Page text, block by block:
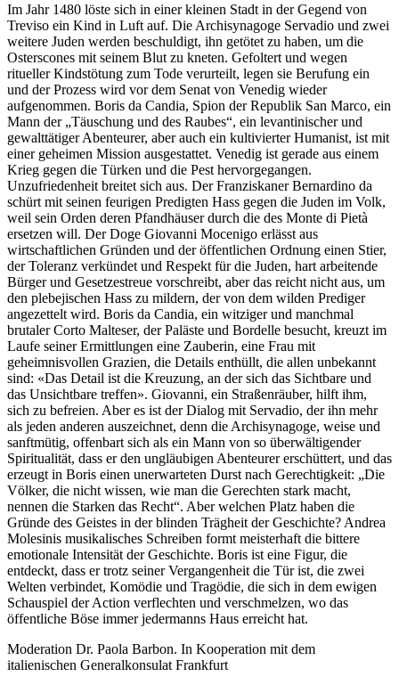
Im Jahr 1480 löste sich in einer kleinen Stadt in der Gegend von
Treviso ein Kind in Luft auf. Die Archisynagoge Servadio und zwei
weitere Juden werden beschuldigt, ihn getötet zu haben, um die
Osterscones mit seinem Blut zu kneten. Gefoltert und wegen
ritueller Kindstötung zum Tode verurteilt, legen sie Berufung ein
und der Prozess wird vor dem Senat von Venedig wieder
aufgenommen. Boris da Candia, Spion der Republik San Marco, ein
Mann der „Täuschung und des Raubes“, ein levantinischer und
gewalttätiger Abenteurer, aber auch ein kultivierter Humanist, ist mit
einer geheimen Mission ausgestattet. Venedig ist gerade aus einem
Krieg gegen die Türken und die Pest hervorgegangen.
Unzufriedenheit breitet sich aus. Der Franziskaner Bernardino da
schürt mit seinen feurigen Predigten Hass gegen die Juden im Volk,
weil sein Orden deren Pfandhäuser durch die des Monte di Pietà
ersetzen will. Der Doge Giovanni Mocenigo erlässt aus
wirtschaftlichen Gründen und der öffentlichen Ordnung einen Stier,
der Toleranz verkündet und Respekt für die Juden, hart arbeitende
Bürger und Gesetzestreue vorschreibt, aber das reicht nicht aus, um
den plebejischen Hass zu mildern, der von dem wilden Prediger
angezettelt wird. Boris da Candia, ein witziger und manchmal
brutaler Corto Malteser, der Paläste und Bordelle besucht, kreuzt im
Laufe seiner Ermittlungen eine Zauberin, eine Frau mit
geheimnisvollen Grazien, die Details enthüllt, die allen unbekannt
sind: «Das Detail ist die Kreuzung, an der sich das Sichtbare und
das Unsichtbare treffen». Giovanni, ein Straßenräuber, hilft ihm,
sich zu befreien. Aber es ist der Dialog mit Servadio, der ihn mehr
als jeden anderen auszeichnet, denn die Archisynagoge, weise und
sanftmütig, offenbart sich als ein Mann von so überwältigender
Spiritualität, dass er den ungläubigen Abenteurer erschüttert, und das
erzeugt in Boris einen unerwarteten Durst nach Gerechtigkeit: „Die
Völker, die nicht wissen, wie man die Gerechten stark macht,
nennen die Starken das Recht“. Aber welchen Platz haben die
Gründe des Geistes in der blinden Trägheit der Geschichte? Andrea
Molesinis musikalisches Schreiben formt meisterhaft die bittere
emotionale Intensität der Geschichte. Boris ist eine Figur, die
entdeckt, dass er trotz seiner Vergangenheit die Tür ist, die zwei
Welten verbindet, Komödie und Tragödie, die sich in dem ewigen
Schauspiel der Action verflechten und verschmelzen, wo das
öffentliche Böse immer jedermanns Haus erreicht hat.
Moderation Dr. Paola Barbon. In Kooperation mit dem
italienischen Generalkonsulat Frankfurt